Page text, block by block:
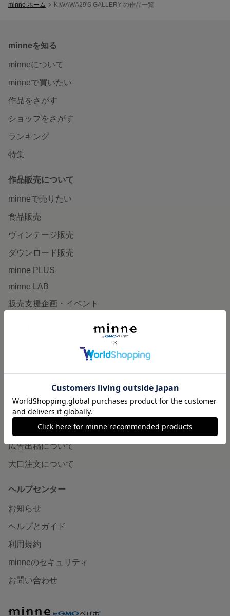
minne ホーム KIWAWA29'S GALLERY の作品一覧
minneを知る
minneについて
minneで買いたい
作品をさがす
ショップをさがす
ランキング
特集
作品販売について
minneで売りたい
食品販売
ヴィンテージ販売
ダウンロード販売
minne PLUS
minne LAB
販売支援企画・イベント
minneとものづくりと
minneの本
企業の方へ
広告出稿について
大口注文について
ヘルプセンター
お知らせ
ヘルプとガイド
利用規約
minneのセキュリティ
お問い合わせ